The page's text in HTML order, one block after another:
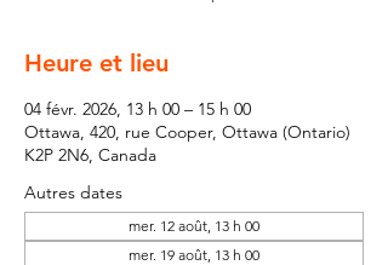
Heure et lieu
04 févr. 2026, 13 h 00 – 15 h 00
Ottawa, 420, rue Cooper, Ottawa (Ontario)
K2P 2N6, Canada
Autres dates
mer. 12 août, 13 h 00
mer. 19 août, 13 h 00